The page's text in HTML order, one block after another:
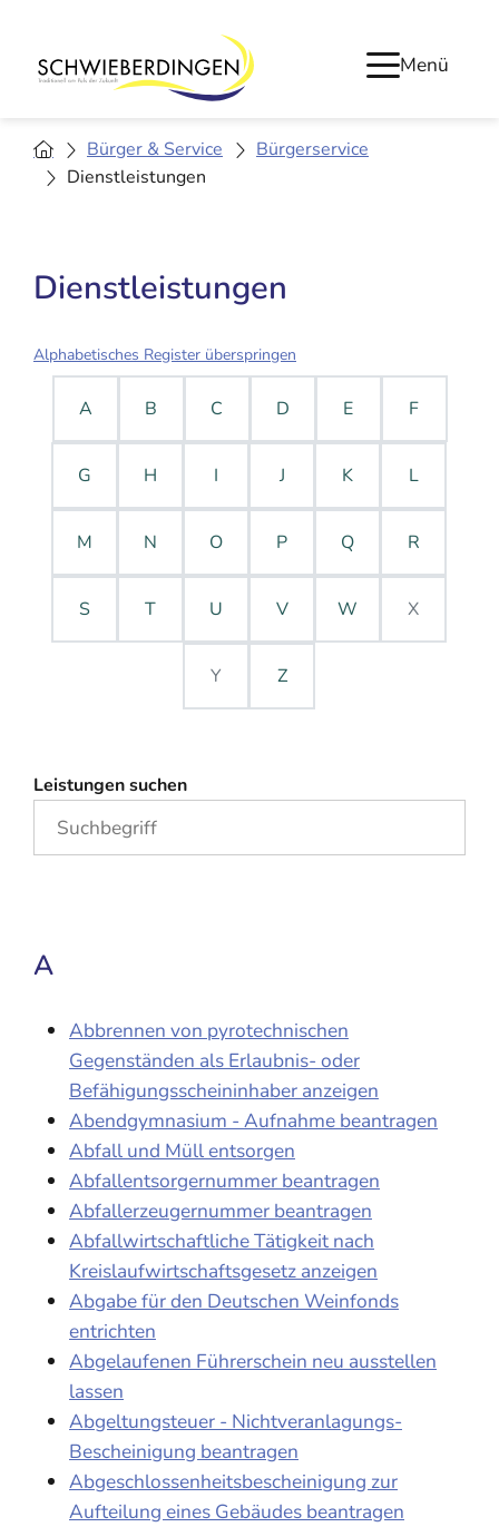
Menü
Bürger & Service
Bürgerservice
Dienstleistungen
Dienstleistungen
Alphabetisches Register überspringen
A B C D E F
G H I J K L
M N O P Q R
S T U V W X
Y Z
Leistungen suchen
A
Abbrennen von pyrotechnischen
Gegenständen als Erlaubnis- oder
Befähigungsscheininhaber anzeigen
Abendgymnasium - Aufnahme beantragen
Abfall und Müll entsorgen
Abfallentsorgernummer beantragen
Abfallerzeugernummer beantragen
Abfallwirtschaftliche Tätigkeit nach
Kreislaufwirtschaftsgesetz anzeigen
Abgabe für den Deutschen Weinfonds
entrichten
Abgelaufenen Führerschein neu ausstellen
lassen
Abgeltungsteuer - Nichtveranlagungs-
Bescheinigung beantragen
Abgeschlossenheitsbescheinigung zur
Aufteilung eines Gebäudes beantragen